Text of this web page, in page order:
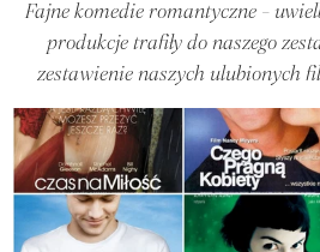
Fajne komedie romantyczne -
produkcje trafiły do naszego
zestawienie naszych ulubionych